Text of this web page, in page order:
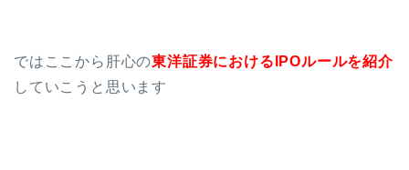
ではここから肝心の東洋証券におけるIPOルールを紹介
していこうと思います